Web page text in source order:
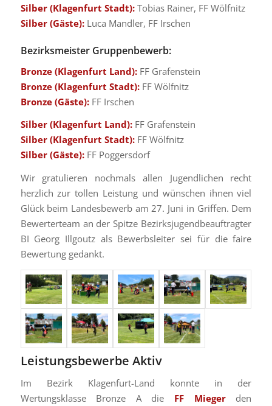
Silber (Klagenfurt Stadt):Tobias Rainer, FF Wölfnitz
Silber (Gäste):Luca Mandler, FF Irschen
Bezirksmeister Gruppenbewerb:
Bronze (Klagenfurt Land):FF Grafenstein
Bronze (Klagenfurt Stadt):FF Wölfnitz
Bronze (Gäste):FF Irschen
Silber (Klagenfurt Land):FF Grafenstein
Silber (Klagenfurt Stadt):FF Wölfnitz
Silber (Gäste):FF Poggersdorf
Wir gratulieren nochmals allen Jugendlichen recht
herzlich zur tollen Leistung und wünschen ihnen viel
Glück beim Landesbewerb am 27. Juni in Griffen. Dem
Bewerterteam an der Spitze Bezirksjugendbeauftragter
BI Georg Illgoutz als Bewerbsleiter sei für die faire
Bewertung gedankt.
Leistungsbewerbe Aktiv
Im Bezirk Klagenfurt-Land konnte in der
Wertungsklasse Bronze A die FF Mieger den